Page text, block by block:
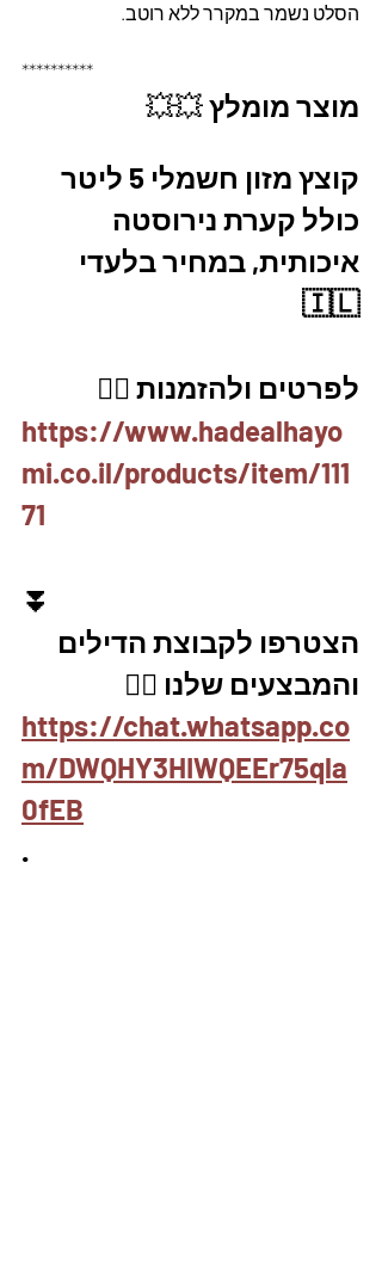
הסלט נשמר במקרר ללא רוטב.
**********
מוצר מומלץ 💥💥
קוצץ מזון חשמלי 5 ליטר
כולל קערת נירוסטה
איכותית, במחיר בלעדי
🇮🇱
לפרטים ולהזמנות 👇🏼
https://www.hadealhayo
mi.co.il/products/item/111
71
⏬
הצטרפו לקבוצת הדילים
והמבצעים שלנו 👇🏽
https://chat.whatsapp.co
m/DWQHY3HIWQEEr75qla
0fEB
.